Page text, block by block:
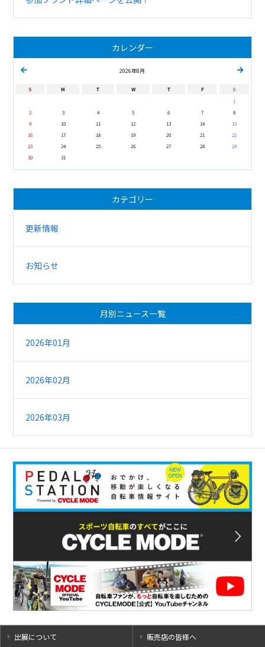
カレンダー
2026年8月
S M T W T F
S
1
2
3 4 5 6 7
8
9
10 11 12 13 14
15
16
17 18 19 20 21
22
23
24 25 26 27 28
29
30
31
カテゴリー
更新情報
お知らせ
月別ニュース一覧
2026年01月
2026年02月
2026年03月
出展について 販売店の皆様へ